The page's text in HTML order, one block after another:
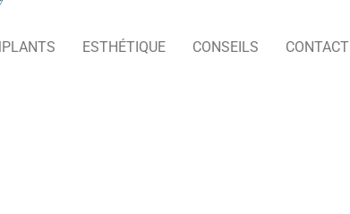
ESTHÉTIQUE CONSEILS CONTACT